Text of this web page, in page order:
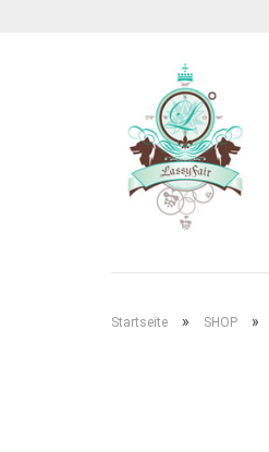
Startseite » SHOP »